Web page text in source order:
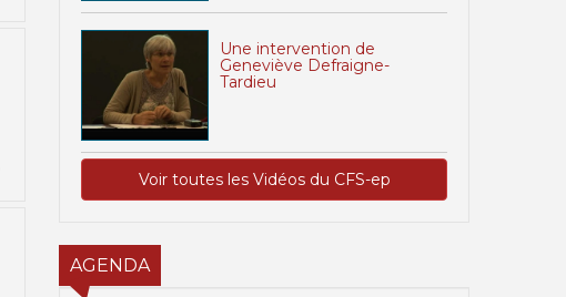
Une intervention de
Geneviève Defraigne-
Tardieu
Voir toutes les Vidéos du CFS-ep
AGENDA